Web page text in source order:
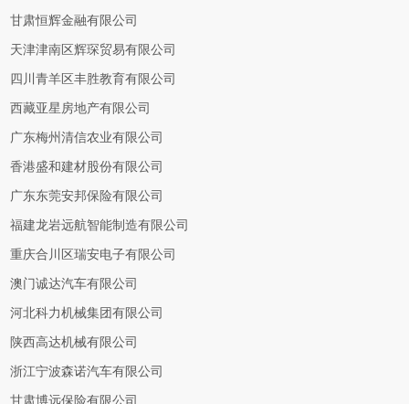
甘肃恒辉金融有限公司
天津津南区辉琛贸易有限公司
四川青羊区丰胜教育有限公司
西藏亚星房地产有限公司
广东梅州清信农业有限公司
香港盛和建材股份有限公司
广东东莞安邦保险有限公司
福建龙岩远航智能制造有限公司
重庆合川区瑞安电子有限公司
澳门诚达汽车有限公司
河北科力机械集团有限公司
陕西高达机械有限公司
浙江宁波森诺汽车有限公司
甘肃博远保险有限公司